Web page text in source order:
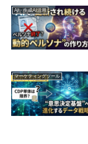
AI・生成AI活用
マーケティングツール